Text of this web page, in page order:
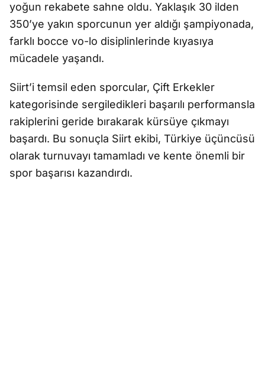
yoğun rekabete sahne oldu. Yaklaşık 30 ilden
350’ye yakın sporcunun yer aldığı şampiyonada,
farklı bocce vo-lo disiplinlerinde kıyasıya
mücadele yaşandı.
Siirt’i temsil eden sporcular, Çift Erkekler
kategorisinde sergiledikleri başarılı performansla
rakiplerini geride bırakarak kürsüye çıkmayı
başardı. Bu sonuçla Siirt ekibi, Türkiye üçüncüsü
olarak turnuvayı tamamladı ve kente önemli bir
spor başarısı kazandırdı.